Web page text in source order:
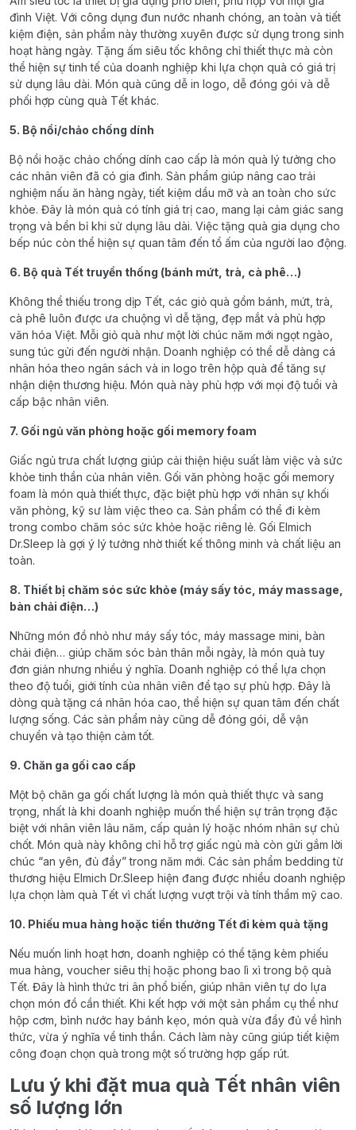
đình Việt. Với công dụng đun nước nhanh chóng, an toàn và tiết
kiệm điện, sản phẩm này thường xuyên được sử dụng trong sinh
hoạt hàng ngày. Tặng ấm siêu tốc không chỉ thiết thực mà còn
thể hiện sự tinh tế của doanh nghiệp khi lựa chọn quà có giá trị
sử dụng lâu dài. Món quà cũng dễ in logo, dễ đóng gói và dễ
phối hợp cùng quà Tết khác.
5. Bộ nồi/chảo chống dính
Bộ nồi hoặc chảo chống dính cao cấp là món quà lý tưởng cho
các nhân viên đã có gia đình. Sản phẩm giúp nâng cao trải
nghiệm nấu ăn hàng ngày, tiết kiệm dầu mỡ và an toàn cho sức
khỏe. Đây là món quà có tính giá trị cao, mang lại cảm giác sang
trọng và bền bỉ khi sử dụng lâu dài. Việc tặng quà gia dụng cho
bếp núc còn thể hiện sự quan tâm đến tổ ấm của người lao động.
6. Bộ quà Tết truyền thống (bánh mứt, trà, cà phê…)
Không thể thiếu trong dịp Tết, các giỏ quà gồm bánh, mứt, trà,
cà phê luôn được ưa chuộng vì dễ tặng, đẹp mắt và phù hợp
văn hóa Việt. Mỗi giỏ quà như một lời chúc năm mới ngọt ngào,
sung túc gửi đến người nhận. Doanh nghiệp có thể dễ dàng cá
nhân hóa theo ngân sách và in logo trên hộp quà để tăng sự
nhận diện thương hiệu. Món quà này phù hợp với mọi độ tuổi và
cấp bậc nhân viên.
7. Gối ngủ văn phòng hoặc gối memory foam
Giấc ngủ trưa chất lượng giúp cải thiện hiệu suất làm việc và sức
khỏe tinh thần của nhân viên. Gối văn phòng hoặc gối memory
foam là món quà thiết thực, đặc biệt phù hợp với nhân sự khối
văn phòng, kỹ sư làm việc theo ca. Sản phẩm có thể đi kèm
trong combo chăm sóc sức khỏe hoặc riêng lẻ. Gối Elmich
Dr.Sleep là gợi ý lý tưởng nhờ thiết kế thông minh và chất liệu an
toàn.
8. Thiết bị chăm sóc sức khỏe (máy sấy tóc, máy massage,
bàn chải điện…)
Những món đồ nhỏ như máy sấy tóc, máy massage mini, bàn
chải điện… giúp chăm sóc bản thân mỗi ngày, là món quà tuy
đơn giản nhưng nhiều ý nghĩa. Doanh nghiệp có thể lựa chọn
theo độ tuổi, giới tính của nhân viên để tạo sự phù hợp. Đây là
dòng quà tặng cá nhân hóa cao, thể hiện sự quan tâm đến chất
lượng sống. Các sản phẩm này cũng dễ đóng gói, dễ vận
chuyển và tạo thiện cảm tốt.
9. Chăn ga gối cao cấp
Một bộ chăn ga gối chất lượng là món quà thiết thực và sang
trọng, nhất là khi doanh nghiệp muốn thể hiện sự trân trọng đặc
biệt với nhân viên lâu năm, cấp quản lý hoặc nhóm nhân sự chủ
chốt. Món quà này không chỉ hỗ trợ giấc ngủ mà còn gửi gắm lời
chúc “an yên, đủ đầy” trong năm mới. Các sản phẩm bedding từ
thương hiệu Elmich Dr.Sleep hiện đang được nhiều doanh nghiệp
lựa chọn làm quà Tết vì chất lượng vượt trội và tính thẩm mỹ cao.
10. Phiếu mua hàng hoặc tiền thưởng Tết đi kèm quà tặng
Nếu muốn linh hoạt hơn, doanh nghiệp có thể tặng kèm phiếu
mua hàng, voucher siêu thị hoặc phong bao lì xì trong bộ quà
Tết. Đây là hình thức tri ân phổ biến, giúp nhân viên tự do lựa
chọn món đồ cần thiết. Khi kết hợp với một sản phẩm cụ thể như
hộp cơm, bình nước hay bánh kẹo, món quà vừa đầy đủ về hình
thức, vừa ý nghĩa về tinh thần. Cách làm này cũng giúp tiết kiệm
công đoạn chọn quà trong một số trường hợp gấp rút.
Lưu ý khi đặt mua quà Tết nhân viên
số lượng lớn